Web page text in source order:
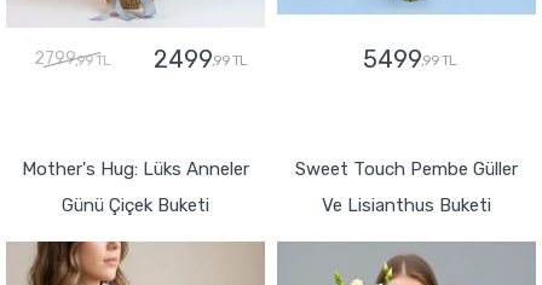
2799,99 TL 2499,99 TL 5499,99 TL
Mother's Hug: Lüks Anneler
Günü Çiçek Buketi
Sweet Touch Pembe Güller
Ve Lisianthus Buketi